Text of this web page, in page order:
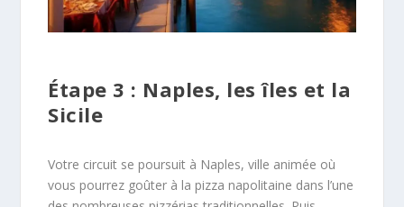
Étape 3 : Naples, les îles et la
Sicile
Votre circuit se poursuit à Naples, ville animée où
vous pourrez goûter à la pizza napolitaine dans l’une